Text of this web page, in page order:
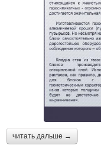
читать дальше →